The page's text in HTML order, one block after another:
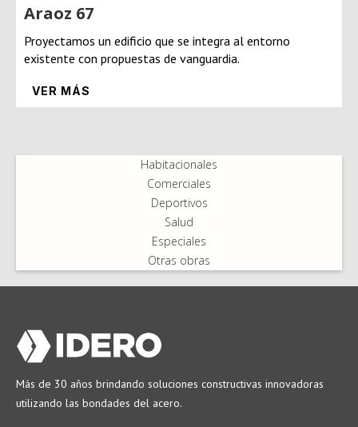
Araoz 67
Proyectamos un edificio que se integra al entorno
existente con propuestas de vanguardia.
VER MÁS
Habitacionales
Comerciales
Deportivos
Salud
Especiales
Otras obras
Más de 30 años brindando soluciones constructivas innovadoras
utilizando las bondades del acero.